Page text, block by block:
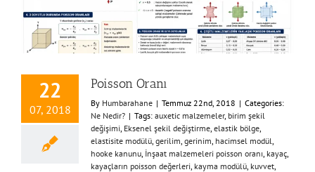
22
07, 2018
Poisson Oranı
By Humbarahane | Temmuz 22nd, 2018 | Categories:
Ne Nedir? | Tags: auxetic malzemeler, birim şekil
değişimi Eksenel şekil değiştirme elastik bölge
elastisite modülü gerilim gerinim hacimsel modül
hooke kanunu İnşaat malzemeleri poisson oranı kayaç
kayaçların poisson değerleri kayma modülü kuvvet